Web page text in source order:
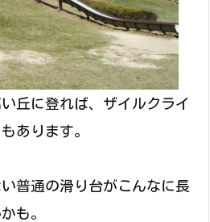
丘に登れば、ザイルクライ
あります。
普通の滑り台がこんなに長
も。